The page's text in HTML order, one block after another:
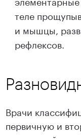
теле
и мышцы,
рефлексов.
Врачи
первичную и